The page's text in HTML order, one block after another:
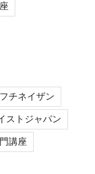
チネイザン
ストジャパン
講座